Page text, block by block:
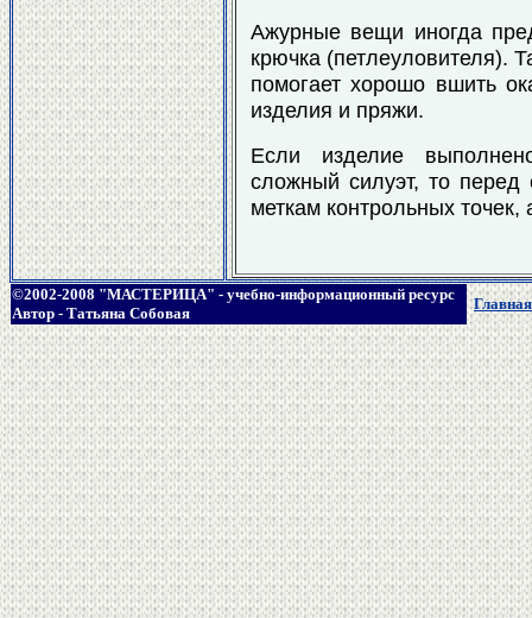
Ажурные вещи иногда
крючка (петлеуловителя).
помогает хорошо вшить
изделия и пряжи.
Если изделие
сложный силуэт, то перед
меткам контрольных точек,
©2002-2008 "МАСТЕРИЦА" - учебно-информационный ресурс
Автор - Татьяна Собовая